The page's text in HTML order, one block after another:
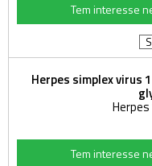
Tem interesse
Herpes simplex virus
Tem interesse